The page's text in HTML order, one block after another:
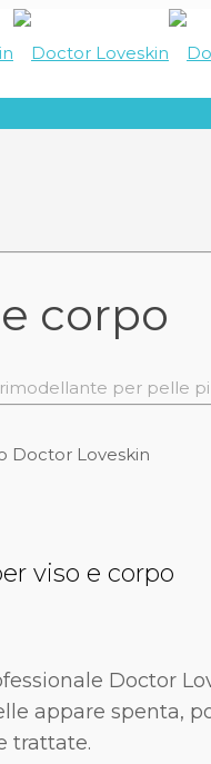
corpo
per pelle
viso e corpo
Doctor
appare spenta,
trattate.